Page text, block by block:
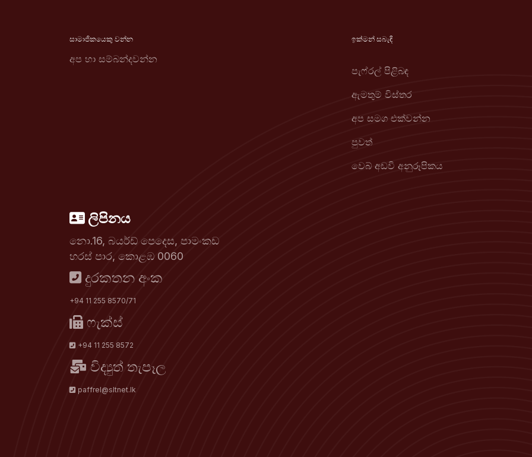
සාමාජිකයෙකු වන්න
අප හා සම්බන්දවන්න
ඉක්මන් සබැඳි
පැෆ්රල් පිළිබඳ
ඇමතුම් විස්තර
අප සමග එක්වන්න
පුවත්
වෙබ් අඩවි අනුරූපිකය
ලිපිනය
නො.16, බයර්ඩ් පෙදෙස, පාමංකඩ
හරස් පාර, කොළඹ 0060
දුරකතන අංක
+94 11 255 8570/71
ෆැක්ස්
+94 11 255 8572
විද්‍යුත් තැපෑල
paffrel@sltnet.lk